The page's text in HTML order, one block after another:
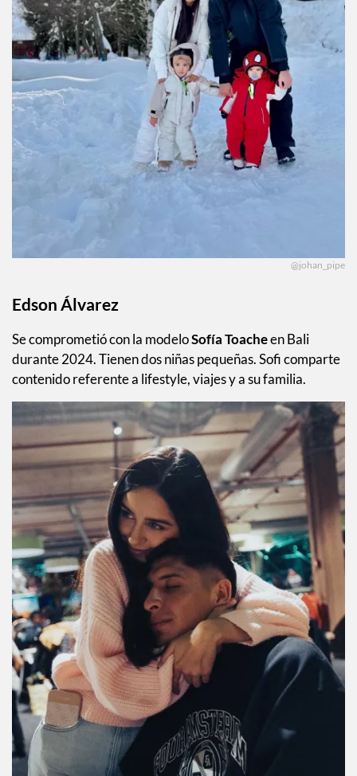
@johan_pipe
Edson Álvarez
Se comprometió con la modeloSofía Toacheen Bali
durante 2024. Tienen dos niñas pequeñas. Sofi comparte
contenido referente a lifestyle, viajes y a su familia.